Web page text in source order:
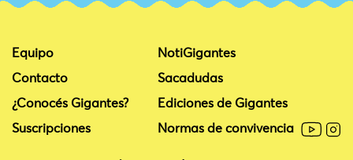
Equipo
Contacto
¿Conocés Gigantes?
Suscripciones
NotiGigantes
Sacadudas
Ediciones de Gigantes
Normas de convivencia